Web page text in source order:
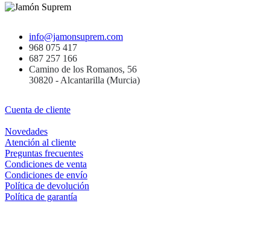
info@jamonsuprem.com
968 075 417
687 257 166
Camino de los Romanos, 56
30820 - Alcantarilla (Murcia)
Cuenta de cliente
Novedades
Atención al cliente
Preguntas frecuentes
Condiciones de venta
Condiciones de envío
Política de devolución
Política de garantía